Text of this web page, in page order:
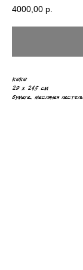
4000,00 р.
KeKe
29 х 24.5 см
Бумага, масляная пастель